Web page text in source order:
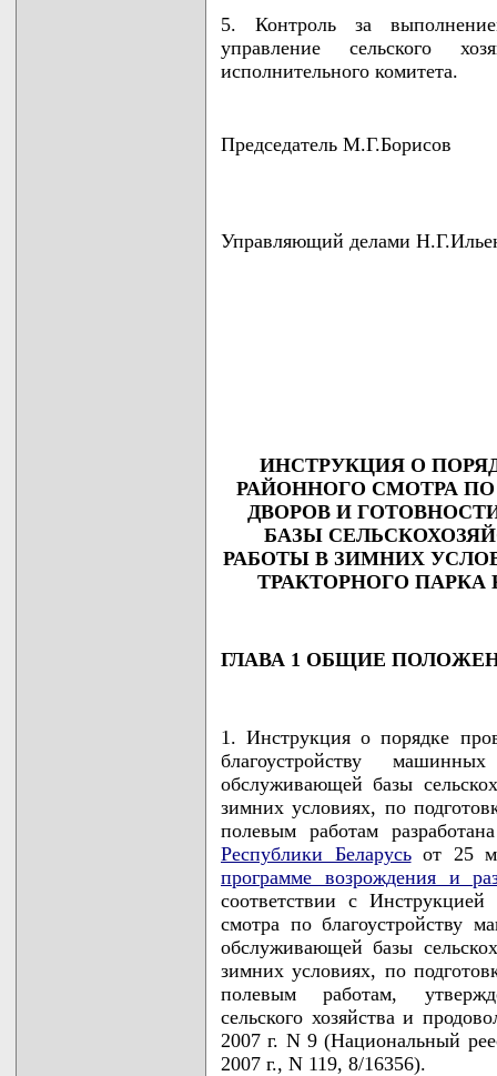
5. Контроль за
управление сельского
исполнительного комитета.
Председатель М.Г.Борисов
Управляющий делами
ИНСТРУКЦИЯ О
РАЙОННОГО СМОТРА
ДВОРОВ И
БАЗЫ
РАБОТЫ В ЗИМНИХ
ТРАКТОРНОГО
ГЛАВА 1 ОБЩИЕ
1. Инструкция о порядке
благоустройству
обслуживающей базы
зимних условиях, по
полевым работам
Республики Беларусьот 25
программе возрождения и
соответствии с Инструкцией
смотра по благоустройству
обслуживающей базы
зимних условиях, по
полевым работам,
сельского хозяйства и
2007 г. N 9 (Национальный
2007 г., N 119, 8/16356).